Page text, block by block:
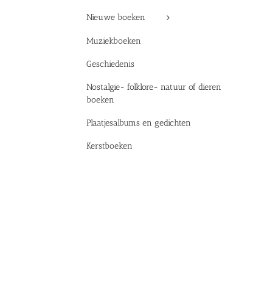
Nieuwe boeken
Muziekboeken
Geschiedenis
Nostalgie- folklore- natuur of dieren
boeken
Plaatjesalbums en gedichten
Kerstboeken